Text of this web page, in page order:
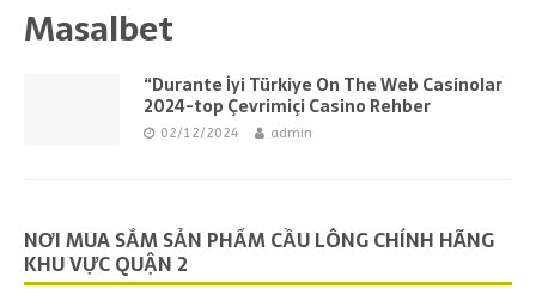
Masalbet
“Durante İyi Türkiye On The Web Casinolar
2024-top Çevrimiçi Casino Rehber
02/12/2024 admin
NƠI MUA SẮM SẢN PHẨM CẦU LÔNG CHÍNH HÃNG
KHU VỰC QUẬN 2